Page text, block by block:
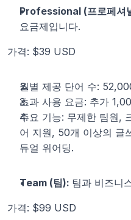
Professional (프로페셔
요금제입니다.
가격: $39 USD
월별 제공 단어 수:
초과 사용 요금: 추가
주요 기능: 무제한 팀원,
어 지원, 50개 이상의 글
듀얼 위어딩.
Team (팀): 팀과 비즈니
가격: $99 USD